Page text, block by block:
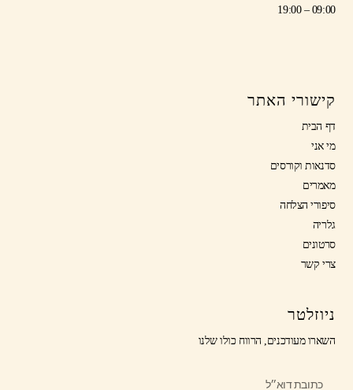
09:00 – 19:00
קישורי האתר
דף הבית
מי אני
סדנאות וקורסים
מאמרים
סיפורי הצלחה
גלריה
סרטונים
צרי קשר
ניוזלטר
השארו מעודכנים, הרווח כולו שלנו